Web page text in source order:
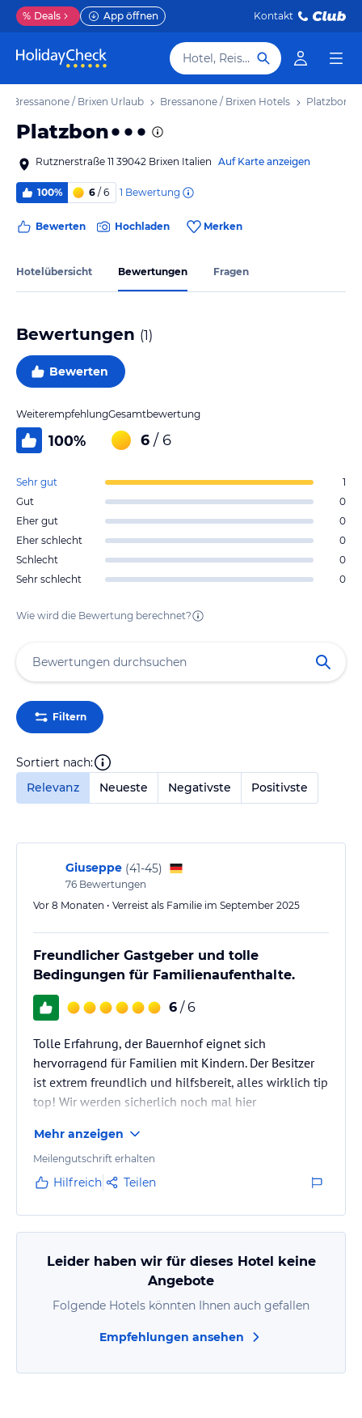
% Deals App öffnen Kontakt
Hotel, Reiseziel
Bressanone / Brixen Urlaub Bressanone / Brixen Hotels Platzbon
Platzbon
Rutznerstraße 11 39042 Brixen Italien Auf Karte anzeigen
100% 6 / 6 1 Bewertung
Bewerten Hochladen Merken
Hotelübersicht Bewertungen Fragen
Bewertungen (1)
Bewerten
Weiterempfehlung
100%
Gesamtbewertung
6 / 6
Sehr gut
1
Gut
0
Eher gut
0
Eher schlecht
0
Schlecht
0
Sehr schlecht
0
Wie wird die Bewertung berechnet?
Filtern
Sortiert nach:
Relevanz
Neueste Negativste Positivste
Giuseppe (41-45)
76 Bewertungen
Vor 8 Monaten • Verreist als Familie im September 2025
Freundlicher Gastgeber und tolle
Bedingungen für Familienaufenthalte.
6 / 6
Tolle Erfahrung, der Bauernhof eignet sich
hervorragend für Familien mit Kindern. Der Besitzer
ist extrem freundlich und hilfsbereit, alles wirklich tip
top! Wir werden sicherlich noch mal hier
Mehr anzeigen
Meilengutschrift erhalten
Hilfreich Teilen
Leider haben wir für dieses Hotel keine
Angebote
Folgende Hotels könnten Ihnen auch gefallen
Empfehlungen ansehen